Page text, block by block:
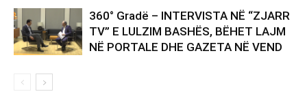
360° Gradë – INTERVISTA NË “ZJARR
TV” E LULZIM BASHËS, BËHET LAJM
NË PORTALE DHE GAZETA NË VEND